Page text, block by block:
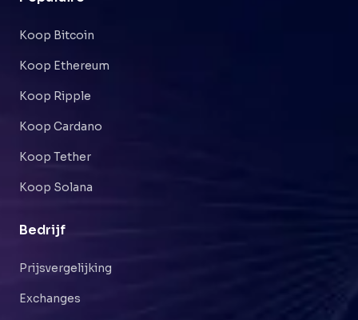
Koop Bitcoin
Koop Ethereum
Koop Ripple
Koop Cardano
Koop Tether
Koop Solana
Bedrijf
Prijsvergelijking
Exchanges